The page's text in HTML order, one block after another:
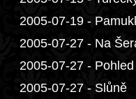
2005-07-19 -
2005-07-27 - Na
2005-07-27 -
2005-07-27 - Slůně